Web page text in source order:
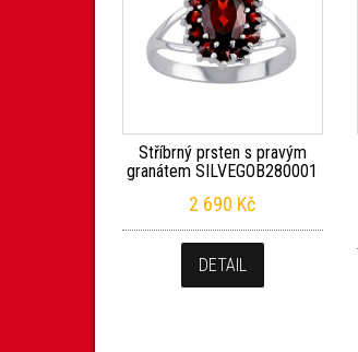
Stříbrný prsten s pravým
granátem SILVEGOB280001
2 690 Kč
DETAIL